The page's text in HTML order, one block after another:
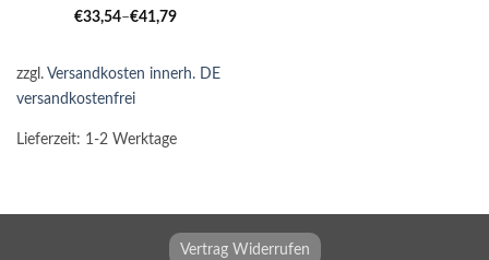
€33,54–€41,79
zzgl. Versandkosten innerh. DE
versandkostenfrei
Lieferzeit: 1-2 Werktage
Vertrag Widerrufen